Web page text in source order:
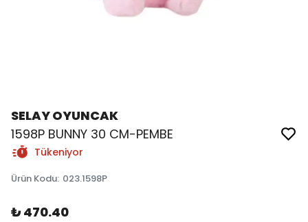
SELAY OYUNCAK
1598P BUNNY 30 CM-PEMBE
Tükeniyor
Ürün Kodu: 023.1598P
₺ 470.40